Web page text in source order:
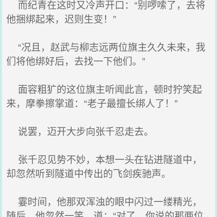
而纪青在这时又冷声开口：“别啰嗦了，去将
他捆绑起来，迟则生变！”
“况且，赵武与柳志远两位旗主久久未来，我
们将他绑好后，去找一下他们。”
面容粗犷的这位旗主听闻此言，顿时狞笑起
来，摩拳擦掌道：“老子最擅长绑人了！”
说罢，迈开大步向张千忍走去。
张千忍见势不妙，本想一头在钻进隧道中，
却忽然听到隧道中传出的飞剑疾驰声。
霎时间，他那双浑浊的眼中闪过一缕精光，